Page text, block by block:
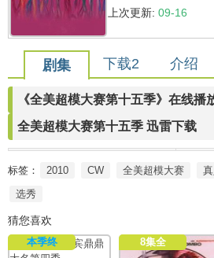
上次更新: 09-16
剧集 下载2 介绍
《全美超模大赛第十五季》在线播
全美超模大赛第十五季 迅雷下载
标签： 2010 CW 全美超模大赛
选秀
猜您喜欢
本季终 8集全